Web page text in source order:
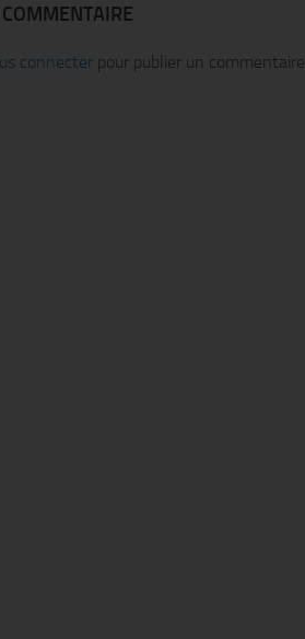
connecter pour publier un commentaire.